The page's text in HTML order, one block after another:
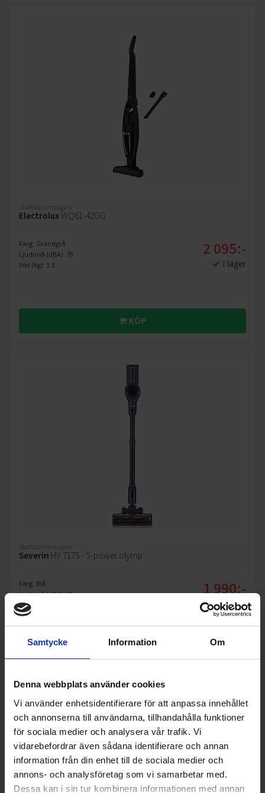
Samtycke Information Om
Denna webbplats använder cookies
Vi använder enhetsidentifierare för att anpassa innehållet
och annonserna till användarna, tillhandahålla funktioner
för sociala medier och analysera vår trafik. Vi
vidarebefordrar även sådana identifierare och annan
information från din enhet till de sociala medier och
annons- och analysföretag som vi samarbetar med.
Dessa kan i sin tur kombinera informationen med annan
Skaftdammsugare
ElectroluxWQ61-42GG
Färg: Granitgrå
Ljudnivå (dBA): 79
Vikt (kg): 3.3
2 095:-
I lager
KÖP
Skaftdammsugare
Severin HV 7175 - S-power olymp
Färg: Blå
Ljudnivå (dBA): 80
Vikt (kg): 3.42
1 990:-
I lager
KÖP